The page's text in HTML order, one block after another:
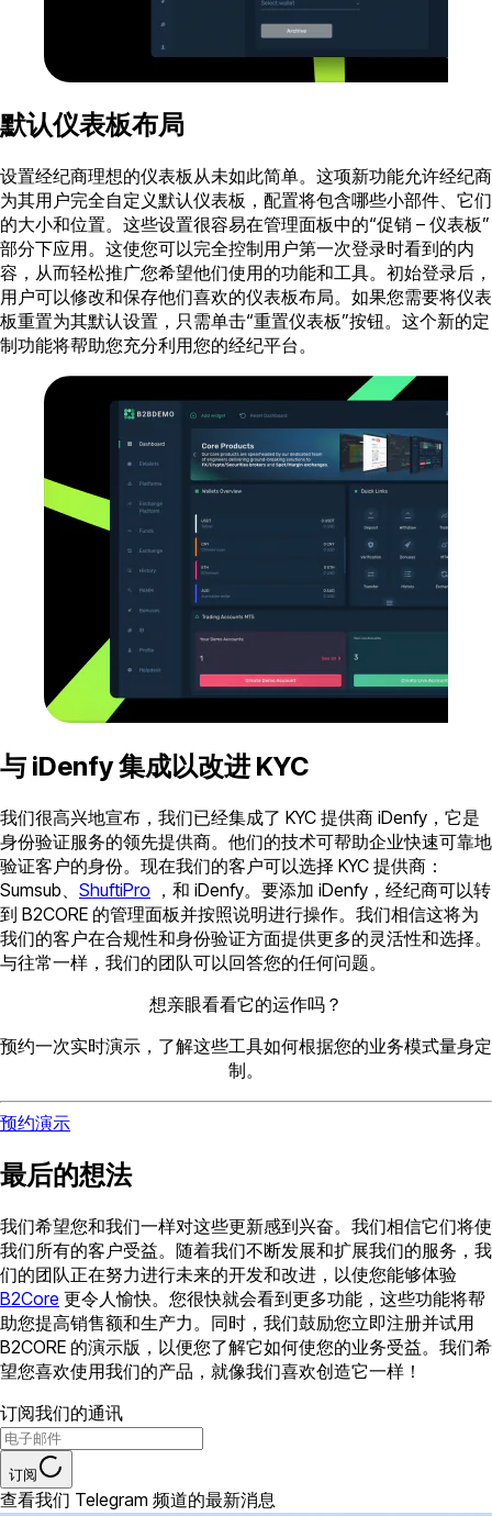
默认仪表板布局
设置经纪商理想的仪表板从未如此简单。这项新功能允许经纪商
为其用户完全自定义默认仪表板，配置将包含哪些小部件、它们
的大小和位置。这些设置很容易在管理面板中的“促销 – 仪表板”
部分下应用。这使您可以完全控制用户第一次登录时看到的内
容，从而轻松推广您希望他们使用的功能和工具。初始登录后，
用户可以修改和保存他们喜欢的仪表板布局。如果您需要将仪表
板重置为其默认设置，只需单击“重置仪表板”按钮。这个新的定
制功能将帮助您充分利用您的经纪平台。
与 iDenfy 集成以改进 KYC
我们很高兴地宣布，我们已经集成了 KYC 提供商 iDenfy，它是
身份验证服务的领先提供商。他们的技术可帮助企业快速可靠地
验证客户的身份。现在我们的客户可以选择 KYC 提供商：
Sumsub、 ShuftiPro ，和 iDenfy。要添加 iDenfy，经纪商可以转
到 B2CORE 的管理面板并按照说明进行操作。我们相信这将为
我们的客户在合规性和身份验证方面提供更多的灵活性和选择。
与往常一样，我们的团队可以回答您的任何问题。
想亲眼看看它的运作吗？
预约一次实时演示，了解这些工具如何根据您的业务模式量身定
制。
预约演示
最后的想法
我们希望您和我们一样对这些更新感到兴奋。我们相信它们将使
我们所有的客户受益。随着我们不断发展和扩展我们的服务，我
们的团队正在努力进行未来的开发和改进，以使您能够体验
B2Core 更令人愉快。您很快就会看到更多功能，这些功能将帮
助您提高销售额和生产力。同时，我们鼓励您立即注册并试用
B2CORE 的演示版，以便您了解它如何使您的业务受益。我们希
望您喜欢使用我们的产品，就像我们喜欢创造它一样！
订阅我们的通讯
订阅
查看我们 Telegram 频道的最新消息